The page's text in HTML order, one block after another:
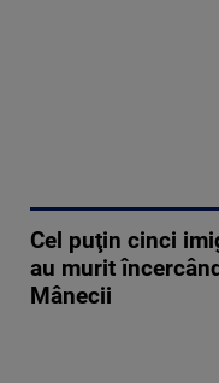
Cel puţin cinci
au murit
Mânecii